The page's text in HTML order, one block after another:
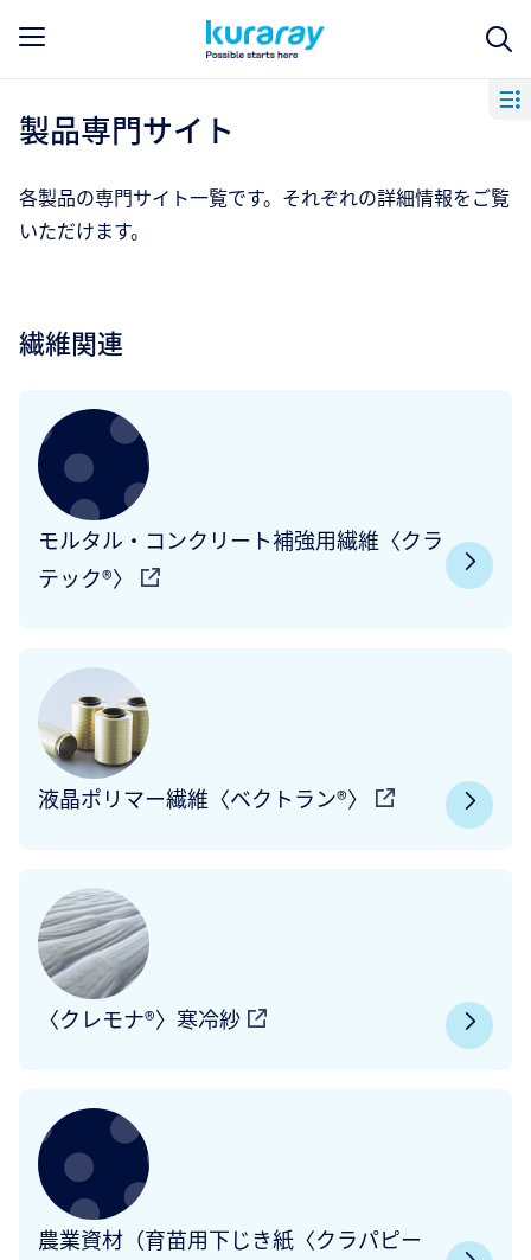
製品専門サイト
各製品の専門サイト一覧です。それぞれの詳細情報をご覧
いただけます。
繊維関連
モルタル・コンクリート補強用繊維〈クラ
テック®〉
液晶ポリマー繊維〈ベクトラン®〉
〈クレモナ®〉寒冷紗
農業資材（育苗用下じき紙〈クラパピー